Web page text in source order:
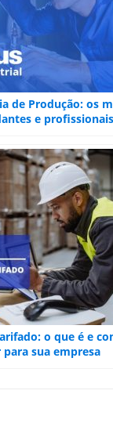
de Produção: os
e profissionais
o que é e
sua empresa